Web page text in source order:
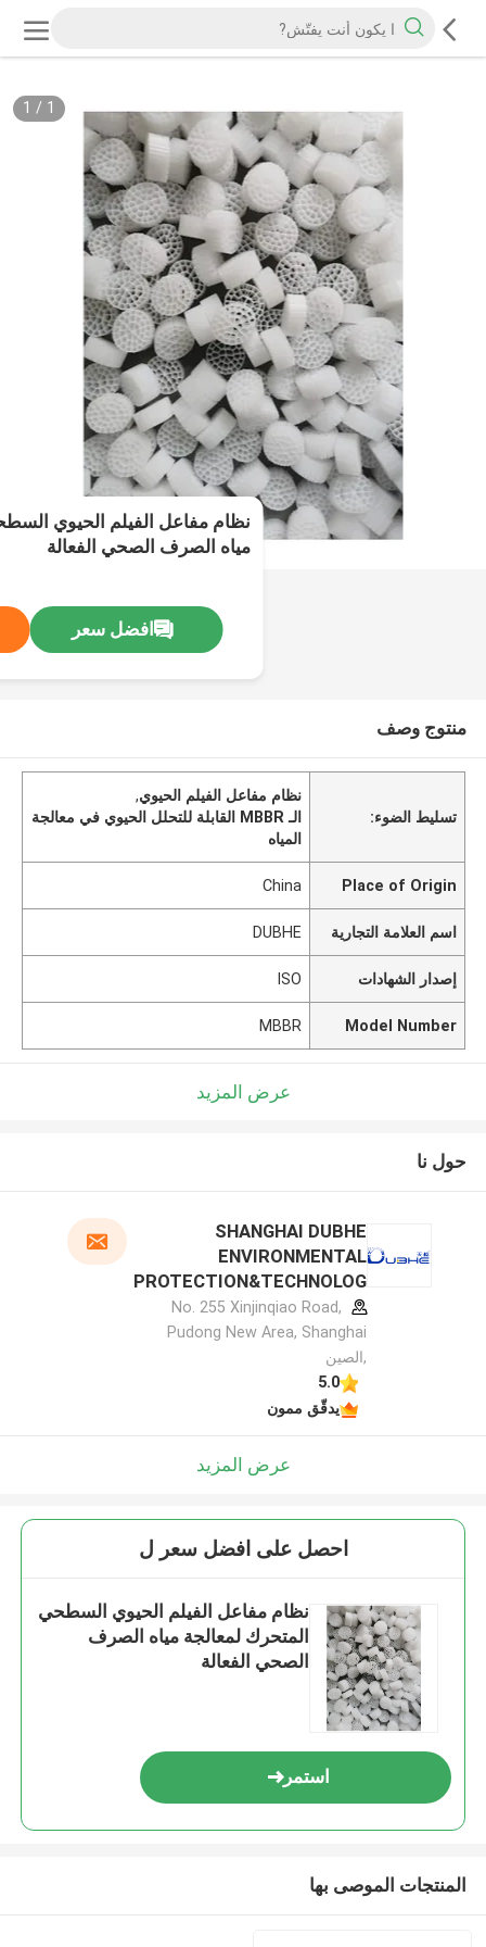
1
/
1
نظام مفاعل الفيلم الحيوي
مياه الصرف الصحي الفعالة
افضل سعر
منتوج وصف
تسليط الضوء:
نظام مفاعل الفيلم الحيوي,
الـ MBBR القابلة للتحلل الحيوي في معالجة
المياه
Place of Origin
China
اسم العلامة التجارية DUBHE
إصدار الشهادات ISO
Model Number
MBBR
عرض المزيد
حول نا
SHANGHAI DUBHE
ENVIRONMENTAL
PROTECTION&TECHNOLOG
Y CO.,LTD الملف الشركة
المصنعة
No. 255 Xinjinqiao Road,
Pudong New Area, Shanghai
,الصين
5.0
يدقّق ممون
عرض المزيد
احصل على افضل سعر ل
نظام مفاعل الفيلم الحيوي السطحي
المتحرك لمعالجة مياه الصرف
الصحي الفعالة
استمر
المنتجات الموصى بها